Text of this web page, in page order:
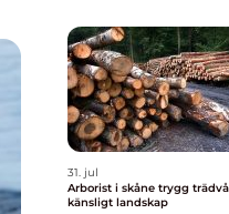
31. jul
Arborist i skåne trygg trädvård i ett
känsligt landskap